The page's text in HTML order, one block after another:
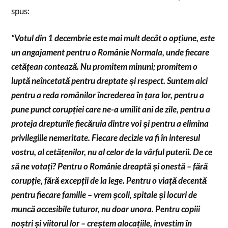
spus:
“Votul din 1 decembrie este mai mult decât o opțiune, este
un angajament pentru o Românie Normala, unde fiecare
cetățean contează. Nu promitem minuni; promitem o
luptă neîncetată pentru dreptate și respect. Suntem aici
pentru a reda românilor încrederea în țara lor, pentru a
pune punct corupției care ne-a umilit ani de zile, pentru a
proteja drepturile fiecăruia dintre voi și pentru a elimina
privilegiile nemeritate. Fiecare decizie va fi în interesul
vostru, al cetățenilor, nu al celor de la vârful puterii. De ce
să ne votați? Pentru o Românie dreaptă și onestă – fără
corupție, fără excepții de la lege. Pentru o viață decentă
pentru fiecare familie – vrem școli, spitale și locuri de
muncă accesibile tuturor, nu doar unora. Pentru copiii
noștri și viitorul lor – creștem alocațiile, investim în